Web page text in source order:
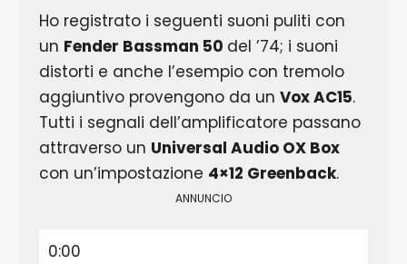
Ho registrato i seguenti suoni puliti con
un Fender Bassman 50 del ’74; i suoni
distorti e anche l’esempio con tremolo
aggiuntivo provengono da un Vox AC15.
Tutti i segnali dell’amplificatore passano
attraverso un Universal Audio OX Box
con un’impostazione 4×12 Greenback.
ANNUNCIO
0:00